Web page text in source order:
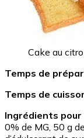
Cake au
Temps de
Temps de
Ingrédients pour
0% de MG, 50 g